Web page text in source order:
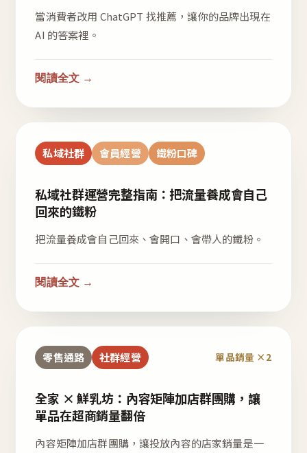
當消費者改用 ChatGPT 找推薦，讓你的品牌出現在
AI 的答案裡。
閱讀全文 →
私域社群 會員經營 鐵粉口碑
私域社群運營完整指南：把流量養成會自己
回來的鐵粉
把流量養成會自己回來、會開口、會帶人的鐵粉。
閱讀全文 →
零售通路 社群經營 單品銷量 ×2
全家 × 鮮乳坊：內容矩陣加店群團購，讓
單品在超商銷量翻倍
內容矩陣加店群團購，讓投放內容的店家銷量是一